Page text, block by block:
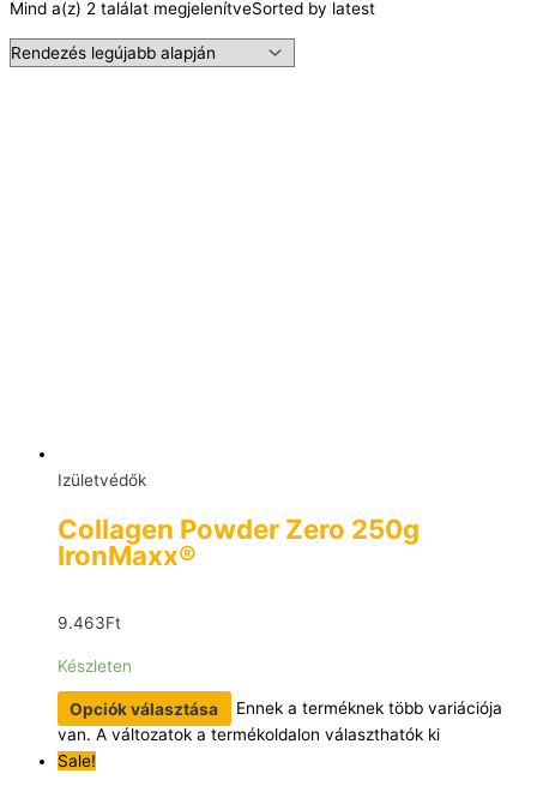
Mind a(z) 2 találat megjelenítveSorted by latest
Izületvédők
Collagen Powder Zero 250g
IronMaxx®
9.463Ft
Készleten
Opciók választása
Ennek a terméknek több variációja
van. A változatok a termékoldalon választhatók ki
Sale!